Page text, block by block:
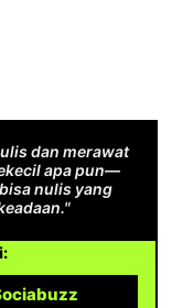
dan merawat
apa pun—
nulis yang